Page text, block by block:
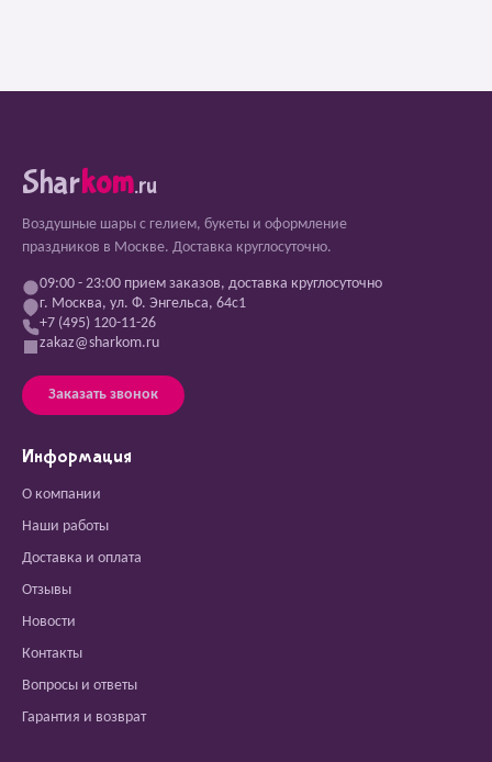
Sharkom.ru
Воздушные шары с гелием, букеты и оформление
праздников в Москве. Доставка круглосуточно.
09:00 - 23:00 прием заказов, доставка круглосуточно
г. Москва, ул. Ф. Энгельса, 64с1
+7 (495) 120-11-26
zakaz@sharkom.ru
Заказать звонок
Информация
О компании
Наши работы
Доставка и оплата
Отзывы
Новости
Контакты
Вопросы и ответы
Гарантия и возврат